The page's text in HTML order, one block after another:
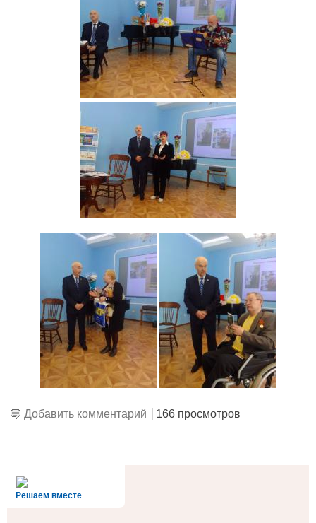
Добавить комментарий 166 просмотров
Решаем вместе